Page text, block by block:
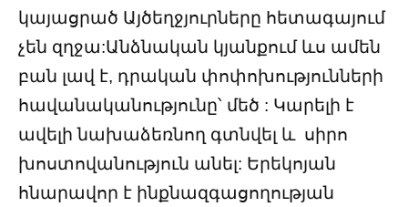
կայացրած Այծեղջյուրները հետագայում
չեն զղջա:Անձնական կյանքում ևս ամեն
բան լավ է, դրական փոփոխությունների
հավանականությունը՝ մեծ : Կարելի է
ավելի նախաձեռնող գտնվել և սիրո
խոստովանություն անել: Երեկոյան
հնարավոր է ինքնազգացողության